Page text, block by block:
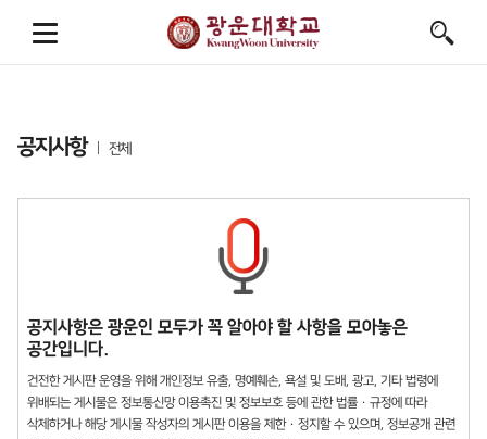
공지사항 전체
공지사항은 광운인 모두가 꼭 알아야 할 사항을 모아놓은
공간입니다.
건전한 게시판 운영을 위해 개인정보 유출, 명예훼손, 욕설 및 도배, 광고, 기타 법령에
위배되는 게시물은 정보통신망 이용촉진 및 정보보호 등에 관한 법률 · 규정에 따라
삭제하거나 해당 게시물 작성자의 게시판 이용을 제한 · 정지할 수 있으며, 정보공개 관련